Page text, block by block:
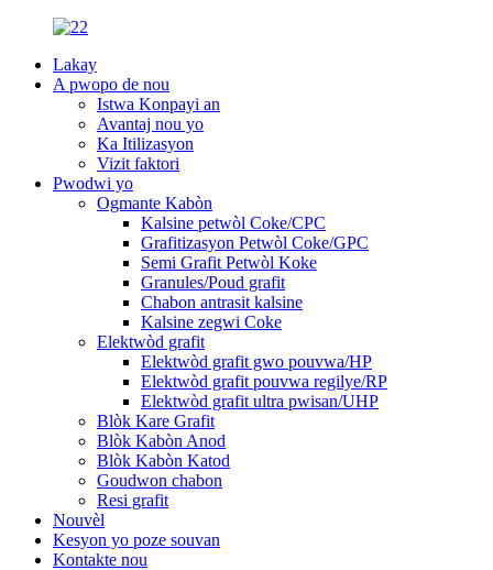
Lakay
A pwopo de nou
Istwa Konpayi an
Avantaj nou yo
Ka Itilizasyon
Vizit faktori
Pwodwi yo
Ogmante Kabòn
Kalsine petwòl Coke/CPC
Grafitizasyon Petwòl Coke/GPC
Semi Grafit Petwòl Koke
Granules/Poud grafit
Chabon antrasit kalsine
Kalsine zegwi Coke
Elektwòd grafit
Elektwòd grafit gwo pouvwa/HP
Elektwòd grafit pouvwa regilye/RP
Elektwòd grafit ultra pwisan/UHP
Blòk Kare Grafit
Blòk Kabòn Anod
Blòk Kabòn Katod
Goudwon ​​chabon
Resi grafit
Nouvèl
Kesyon yo poze souvan
Kontakte nou